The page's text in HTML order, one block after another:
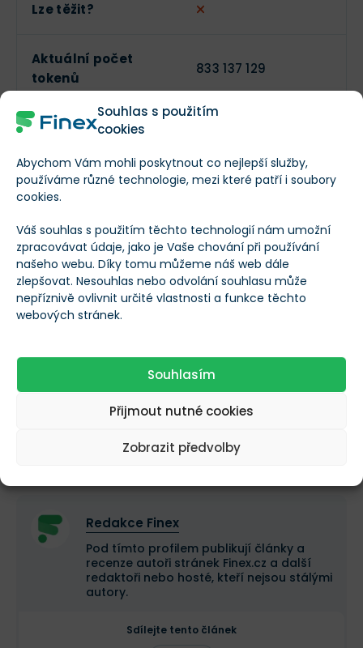
Souhlas s použitím
cookies
Abychom Vám mohli poskytnout co nejlepší služby,
používáme různé technologie, mezi které patří i soubory
cookies.
Váš souhlas s použitím těchto technologií nám umožní
zpracovávat údaje, jako je Vaše chování při používání
našeho webu. Díky tomu můžeme náš web dále
zlepšovat. Nesouhlas nebo odvolání souhlasu může
nepříznivě ovlivnit určité vlastnosti a funkce těchto
webových stránek.
Souhlasím
Přijmout nutné cookies
Zobrazit předvolby
Lze těžit?
Aktuální počet
tokenů
833 137 129
Maximální počet
Obchodní objem
Tržní kapitalizace $1 163 688
Změna ceny za 24h
Redakce Finex
Pod tímto profilem publikují články a
recenze autoři stránek Finex.cz a další
redaktoři nebo hosté, kteří nejsou stálými
autory.
Sdílejte tento článek